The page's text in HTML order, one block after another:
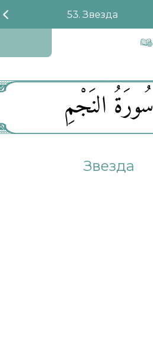
53. Звезда
سُورَةُ النَجْمِ
Звезда